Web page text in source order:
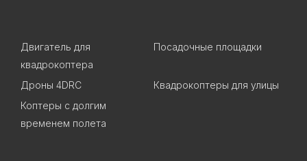
Двигатель для
квадрокоптера
Посадочные площадки
Дроны 4DRC
Квадрокоптеры для улицы
Коптеры с долгим
временем полета